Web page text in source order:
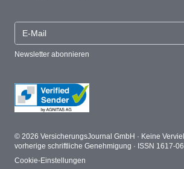
Newsletter abonnieren
© 2026 VersicherungsJournal GmbH · Keine
vorherige schriftliche Genehmigung · ISSN 1617-
Cookie-Einstellungen